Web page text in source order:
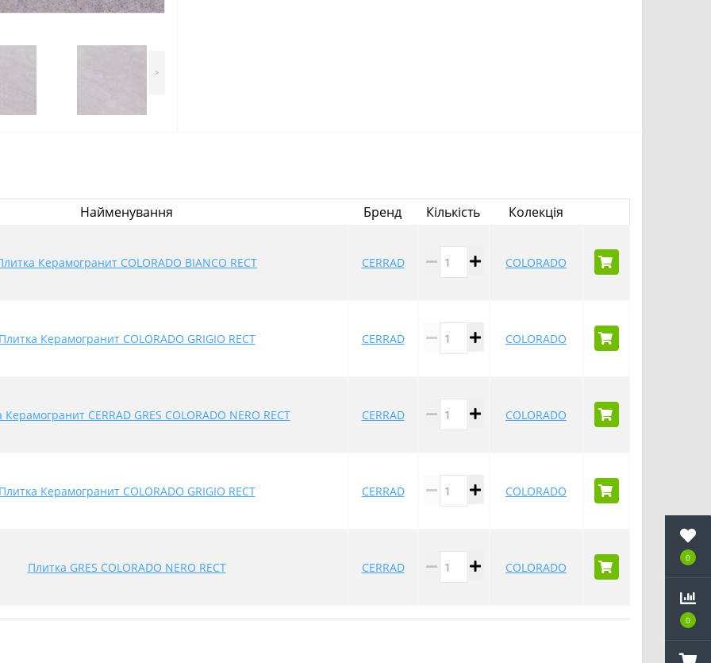
0
0
>
Найменування Бренд Кількість Колекція
Керамогранит COLORADO BIANCO RECT CERRAD COLORADO
Керамогранит COLORADO GRIGIO RECT CERRAD COLORADO
CERRAD GRES COLORADO NERO RECT CERRAD COLORADO
Керамогранит COLORADO GRIGIO RECT CERRAD COLORADO
Плитка GRES COLORADO NERO RECT CERRAD COLORADO